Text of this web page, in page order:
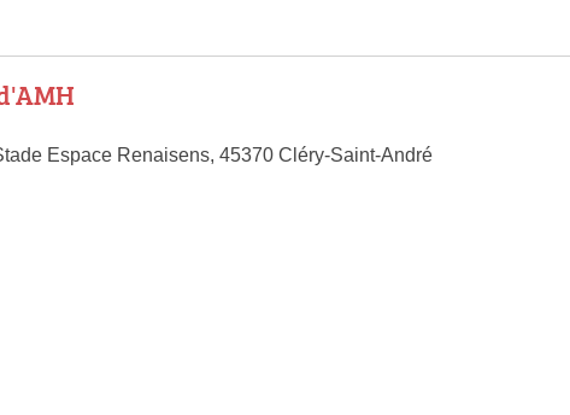
Espace Renaisens, 45370 Cléry-Saint-André